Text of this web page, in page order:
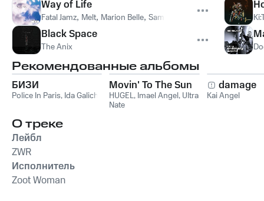
Way of Life
Fatal Jamz, Melt, Marion Belle, Sam Mehran
Black Space
The Anix
Рекомендованные альбомы
БИЗИ
Police In Paris, Ida Galich
Movin' To The Sun
HUGEL, Imael Angel, Ultra
Nate
damage
Kai Angel
О треке
Лейбл
ZWR
Исполнитель
Zoot Woman